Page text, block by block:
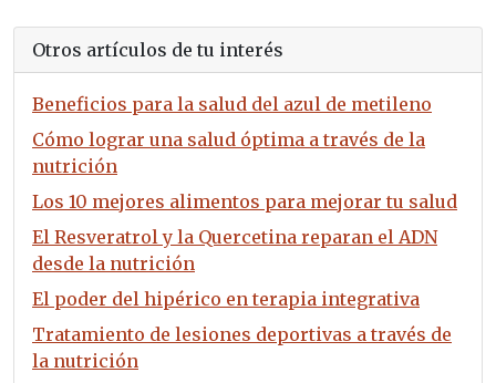
Otros artículos de tu interés
Beneficios para la salud del azul de metileno
Cómo lograr una salud óptima a través de la
nutrición
Los 10 mejores alimentos para mejorar tu salud
El Resveratrol y la Quercetina reparan el ADN
desde la nutrición
El poder del hipérico en terapia integrativa
Tratamiento de lesiones deportivas a través de
la nutrición